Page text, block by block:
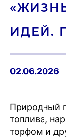
ИДЕЙ.
02.06.2026
Природный
топлива,
торфом и